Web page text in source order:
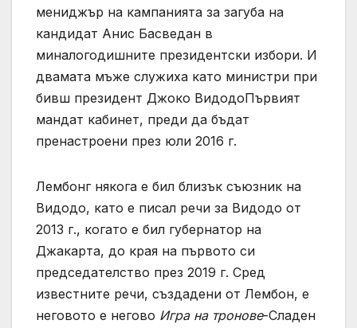
мениджър на кампанията за загуба на
кандидат Анис Басведан в
миналогодишните президентски избори. И
двамата мъже служиха като министри при
бивш президент Джоко ВидодоПървият
мандат кабинет, преди да бъдат
пренастроени през юли 2016 г.
Лембонг някога е бил близък съюзник на
Видодо, като е писал речи за Видодо от
2013 г., когато е бил губернатор на
Джакарта, до края на първото си
председателство през 2019 г. Сред
известните речи, създадени от Лембон, е
неговото е негово Игра на тронове-Сладен